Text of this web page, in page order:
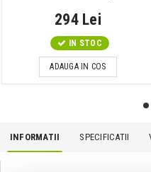
294 Lei
IN STOC
ADAUGA IN COS
INFORMATII SPECIFICATII